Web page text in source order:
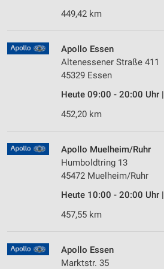
449,42 km
Apollo Essen
Altenessener Straße 411
45329 Essen
Heute 09:00 - 20:00 Uhr |
452,20 km
Apollo Muelheim/Ruhr
Humboldtring 13
45472 Muelheim/Ruhr
Heute 10:00 - 20:00 Uhr |
457,55 km
Apollo Essen
Marktstr. 35